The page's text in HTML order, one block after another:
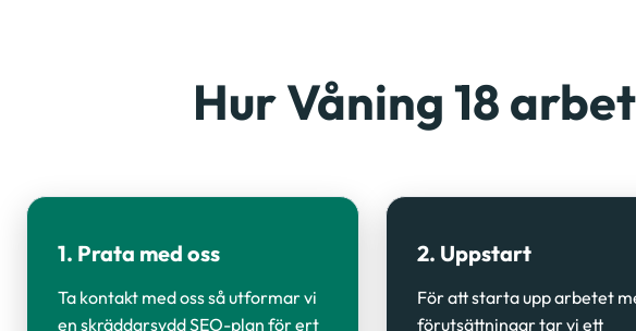
Hur Våning 18
1. Prata med oss
Ta kontakt med oss så utformar vi
en skräddarsydd SEO-plan för ert
2. Uppstart
För att starta upp arbetet
förutsättningar tar vi ett